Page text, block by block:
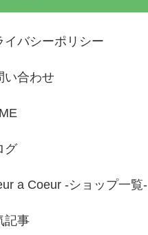
イバシーポリシー
い合わせ
グ
a Coeur -ショップ一覧-
記事